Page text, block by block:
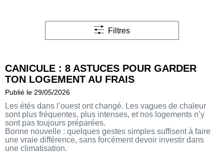
CANICULE : 8 ASTUCES POUR GARDER
TON LOGEMENT AU FRAIS
Publié le 29/05/2026
Les étés dans l’ouest ont changé. Les vagues de chaleur
sont plus fréquentes, plus intenses, et nos logements n’y
sont pas toujours préparées.
Bonne nouvelle : quelques gestes simples suffisent à faire
une vraie différence, sans forcément devoir investir dans
une climatisation.
Filtres